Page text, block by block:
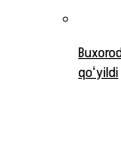
qoʻyildi